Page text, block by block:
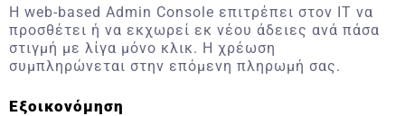
Η web-based Admin Console επιτρέπει στον IT να
προσθέτει ή να εκχωρεί εκ νέου άδειες ανά πάσα
στιγμή με λίγα μόνο κλικ. Η χρέωση
συμπληρώνεται στην επόμενη πληρωμή σας.
Εξοικονόμηση